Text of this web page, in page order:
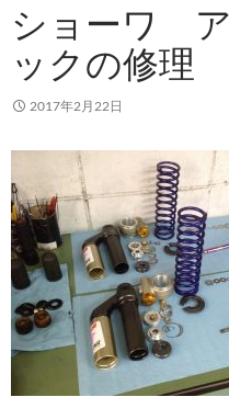
ショーワ
ックの修理
2017年2月22日